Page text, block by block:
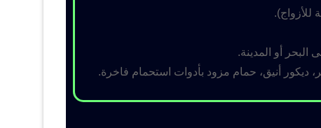
البحر أو المدينة.
ديكور أنيق، حمام مزود بأدوات استحمام فاخرة.